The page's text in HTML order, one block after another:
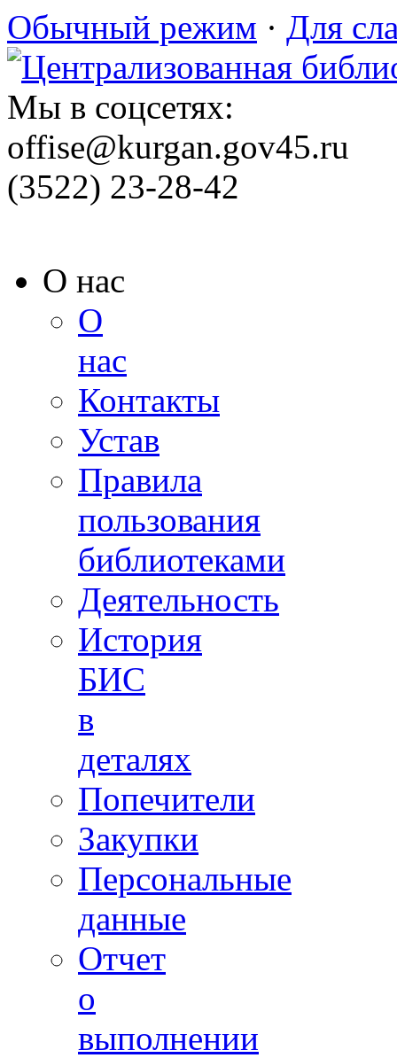
Обычный режим · Для
Мы в соцсетях:
offise@kurgan.gov45.ru
(3522) 23-28-42
О нас
О
нас
Контакты
Устав
Правила
пользования
библиотеками
Деятельность
История
БИС
в
деталях
Попечители
Закупки
Персональные
данные
Отчет
о
выполнении